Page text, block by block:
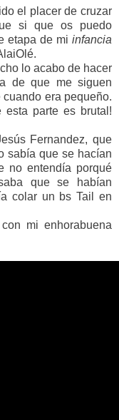
el placer de cruzar
si que os puedo
etapa de mi infancia
lo acabo de hacer
de que me siguen
era pequeño.
parte es brutal!
Fernandez, que
sabía que se hacían
no entendía porqué
que se habían
colar un bs Tail en
mi enhorabuena